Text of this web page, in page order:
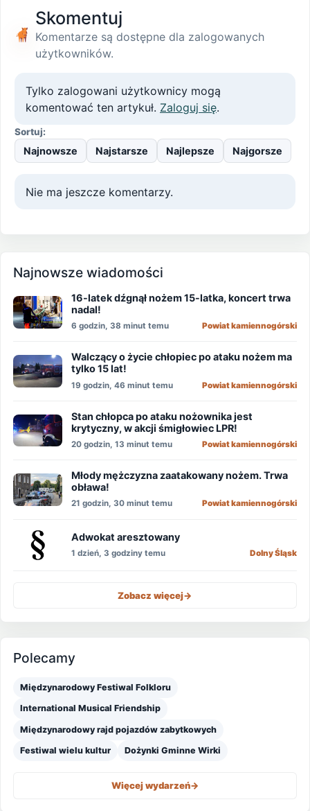
Skomentuj
Komentarze są dostępne dla zalogowanych
użytkowników.
Tylko zalogowani użytkownicy mogą
komentować ten artykuł. Zaloguj się.
Sortuj:
Najnowsze Najstarsze Najlepsze Najgorsze
Nie ma jeszcze komentarzy.
Najnowsze wiadomości
16-latek dźgnął nożem 15-latka, koncert trwa
nadal!
6 godzin, 38 minut temu Powiat kamiennogórski
Walczący o życie chłopiec po ataku nożem ma
tylko 15 lat!
19 godzin, 46 minut temu Powiat kamiennogórski
Stan chłopca po ataku nożownika jest
krytyczny, w akcji śmigłowiec LPR!
20 godzin, 13 minut temu Powiat kamiennogórski
Młody mężczyzna zaatakowany nożem. Trwa
obława!
21 godzin, 30 minut temu Powiat kamiennogórski
Adwokat aresztowany
1 dzień, 3 godziny temu Dolny Śląsk
Zobacz więcej->
Polecamy
Międzynarodowy Festiwal Folkloru
International Musical Friendship
Międzynarodowy rajd pojazdów zabytkowych
Festiwal wielu kultur Dożynki Gminne Wirki
Więcej wydarzeń->